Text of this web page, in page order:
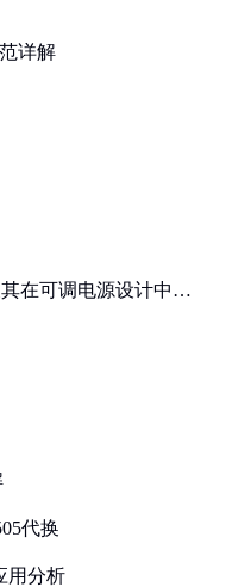
详解
在可调电源设计中的
代换
用分析